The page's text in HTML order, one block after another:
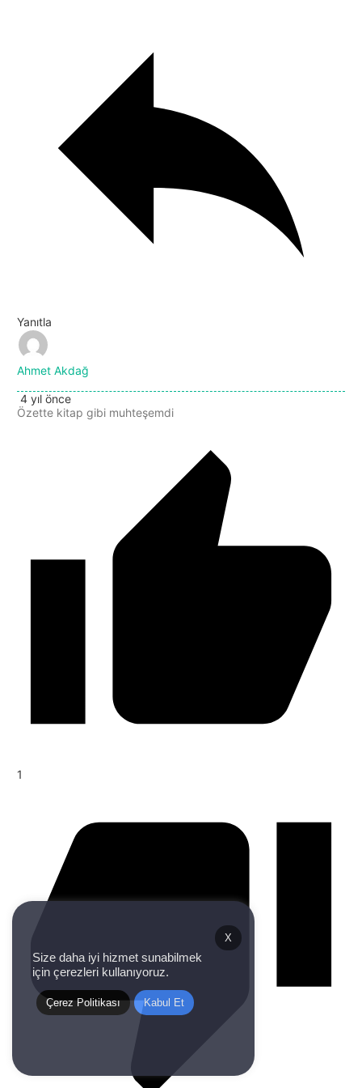
Yanıtla
Ahmet Akdağ
4 yıl önce
Özette kitap gibi muhteşemdi
1
X
Size daha iyi hizmet sunabilmek
için çerezleri kullanıyoruz.
Çerez Politikası Kabul Et